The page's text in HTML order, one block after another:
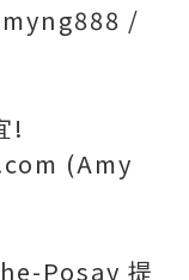
/
!
(Amy
Posay 提